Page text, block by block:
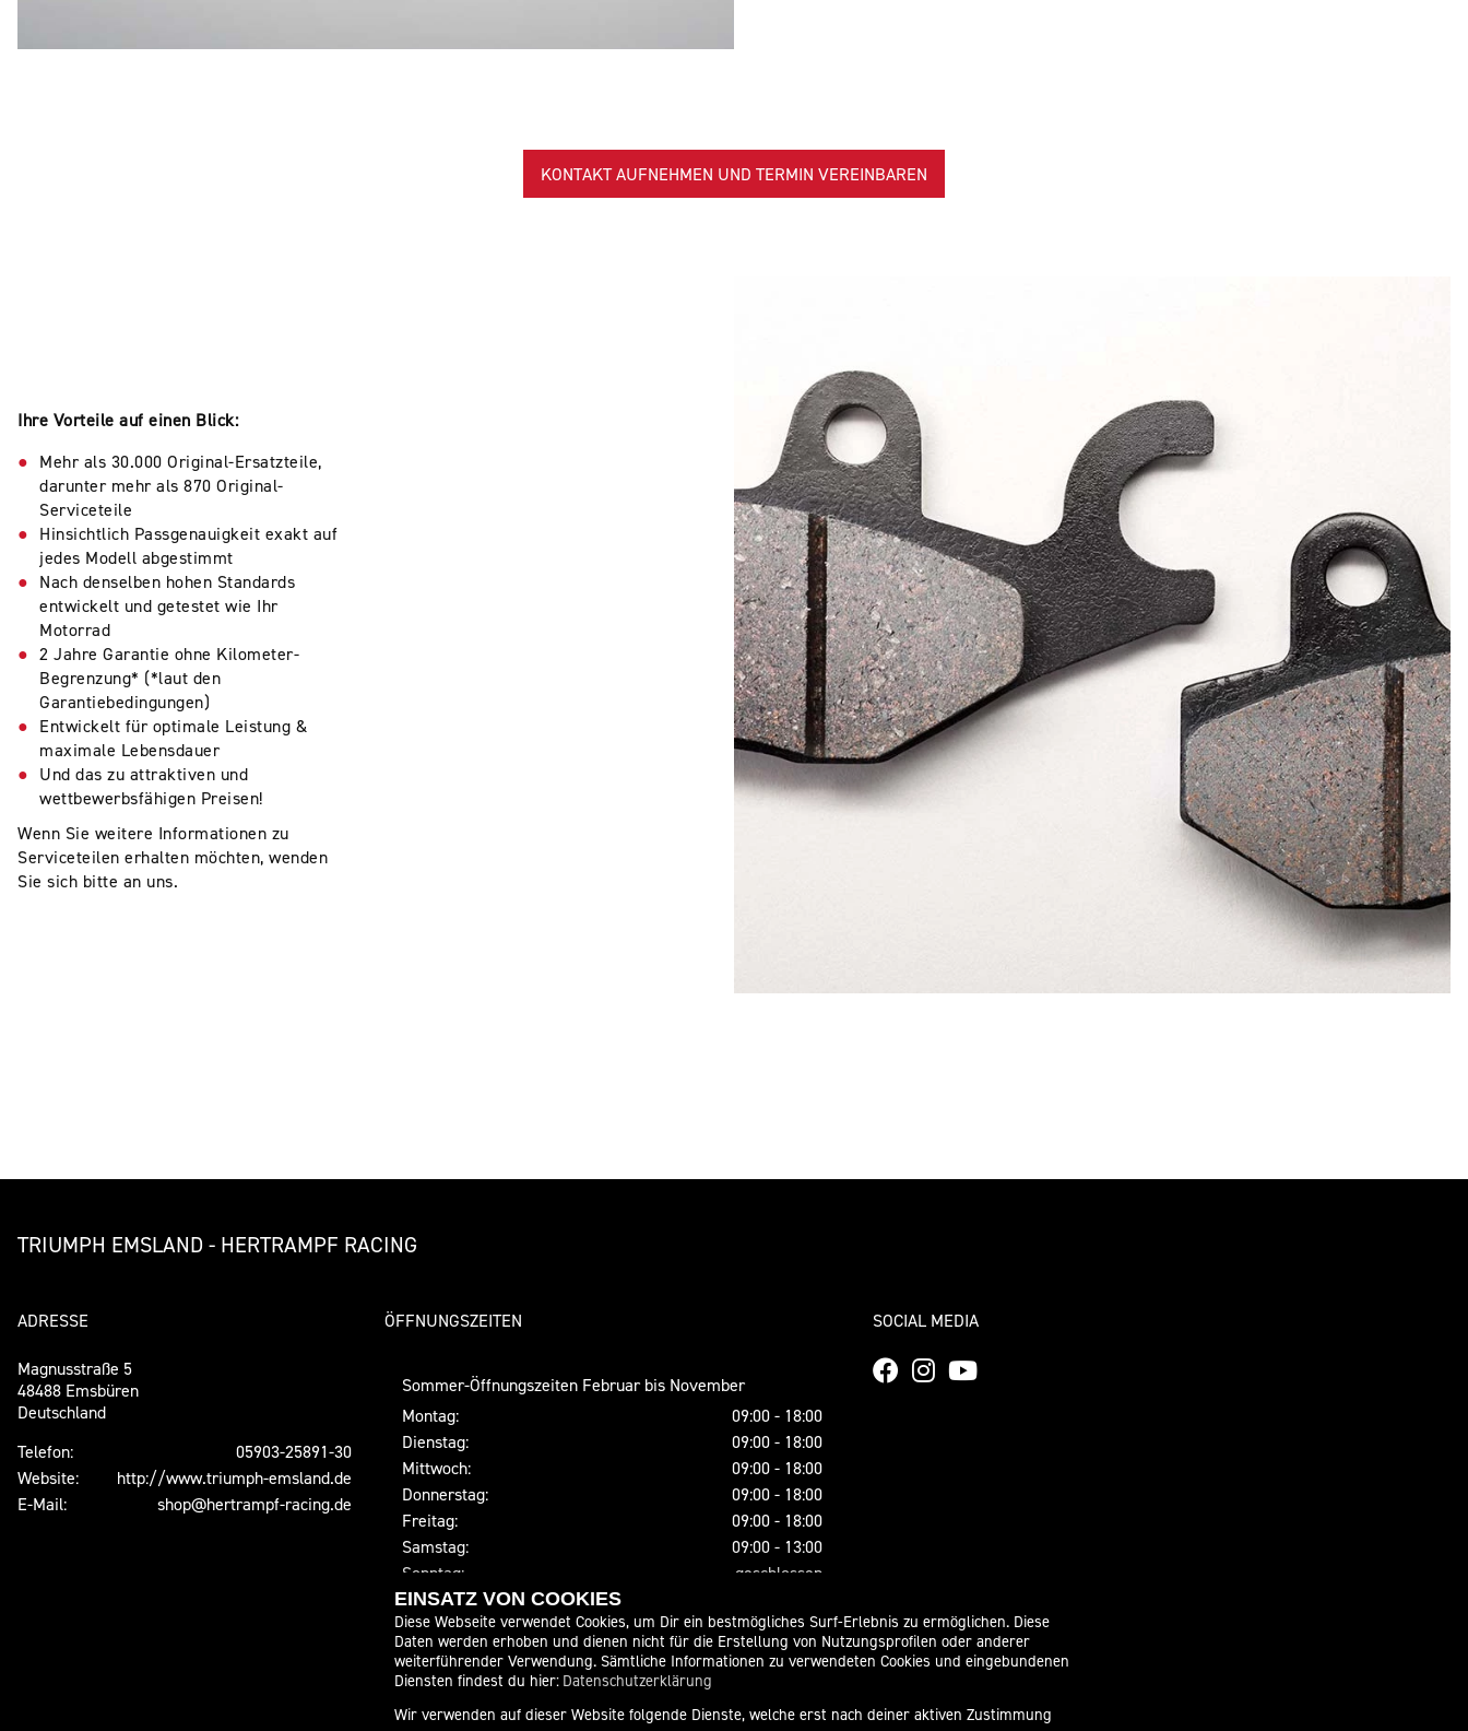
KONTAKT AUFNEHMEN UND TERMIN VEREINBAREN
Ihre Vorteile auf einen Blick:
Mehr als 30.000 Original-Ersatzteile,
darunter mehr als 870 Original-
Serviceteile
Hinsichtlich Passgenauigkeit exakt auf
jedes Modell abgestimmt
Nach denselben hohen Standards
entwickelt und getestet wie Ihr
Motorrad
2 Jahre Garantie ohne Kilometer-
Begrenzung* (*laut den
Garantiebedingungen)
Entwickelt für optimale Leistung &
maximale Lebensdauer
Und das zu attraktiven und
wettbewerbsfähigen Preisen!
Wenn Sie weitere Informationen zu
Serviceteilen erhalten möchten, wenden
Sie sich bitte an uns.
TRIUMPH EMSLAND - HERTRAMPF RACING
ADRESSE
Magnusstraße 5
48488 Emsbüren
Deutschland
Telefon:
05903-25891-30
Website:
http://www.triumph-emsland.de
E-Mail:
shop@hertrampf-racing.de
ÖFFNUNGSZEITEN
Sommer-Öffnungszeiten Februar bis November
Montag:
09:00 - 18:00
Dienstag:
09:00 - 18:00
Mittwoch:
09:00 - 18:00
Donnerstag:
09:00 - 18:00
Freitag:
09:00 - 18:00
Samstag:
09:00 - 13:00
Sonntag:
geschlossen
Winter-Öffnungszeiten Dezember und Januar
Montag:
09:00 - 17:00
Dienstag:
09:00 - 17:00
Mittwoch:
Donnerstag:
09:00 - 17:00
SOCIAL MEDIA
EINSATZ VON COOKIES
Diese Webseite verwendet Cookies, um Dir ein bestmögliches Surf-Erlebnis zu ermöglichen. Diese
Daten werden erhoben und dienen nicht für die Erstellung von Nutzungsprofilen oder anderer
weiterführender Verwendung. Sämtliche Informationen zu verwendeten Cookies und eingebundenen
Diensten findest du hier: Datenschutzerklärung
Wir verwenden auf dieser Website folgende Dienste, welche erst nach deiner aktiven Zustimmung